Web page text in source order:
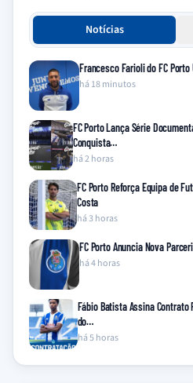
Notícias
Francesco Farioli do FC
há 18 minutos
FC Porto Lança Série
Conquista…
há 2 horas
FC Porto Reforça Equipa de
Costa
há 3 horas
FC Porto Anuncia Nova
há 4 horas
Fábio Batista Assina Contrato
do…
há 5 horas